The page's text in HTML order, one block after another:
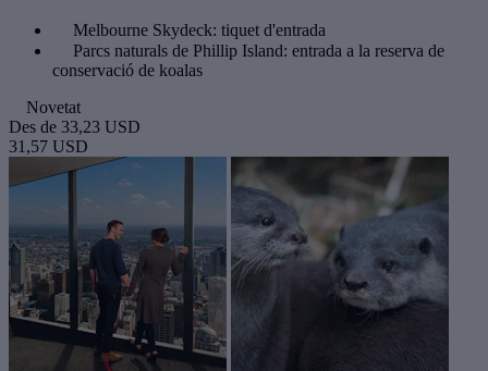
Melbourne Skydeck: tiquet d'entrada
Parcs naturals de Phillip Island: entrada a la reserva de
conservació de koalas
Novetat
Des de 33,23 USD
31,57 USD